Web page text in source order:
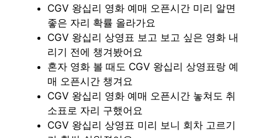
CGV 왕십리 영화 예매 오픈시간 미리 알면
좋은 자리 확률 올라가요
CGV 왕십리 상영표 보고 보고 싶은 영화 내
리기 전에 챙겨봤어요
혼자 영화 볼 때도 CGV 왕십리 상영표랑 예
매 오픈시간 챙겨요
CGV 왕십리 영화 예매 오픈시간 놓쳐도 취
소표로 자리 구했어요
CGV 왕십리 상영표 미리 보니 회차 고르기